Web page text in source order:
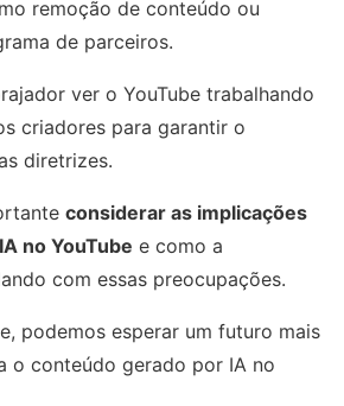
remoção de conteúdo ou
de parceiros.
ver o YouTube trabalhando
criadores para garantir o
diretrizes.
considerar as implicações
no YouTube e como a
com essas preocupações.
podemos esperar um futuro mais
o conteúdo gerado por IA no